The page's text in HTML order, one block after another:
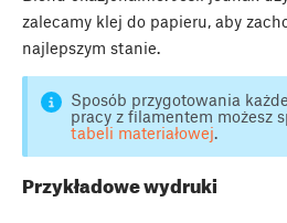
zalecamy klej do papieru, aby
najlepszym stanie.
Sposób przygotowania
pracy z filamentem możesz
tabeli materiałowej.
Przykładowe wydruki